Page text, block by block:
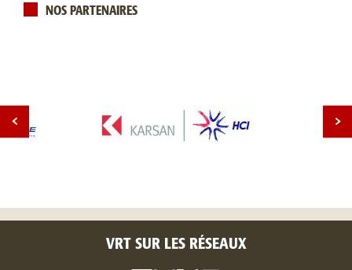
NOS PARTENAIRES
VRT SUR LES RÉSEAUX